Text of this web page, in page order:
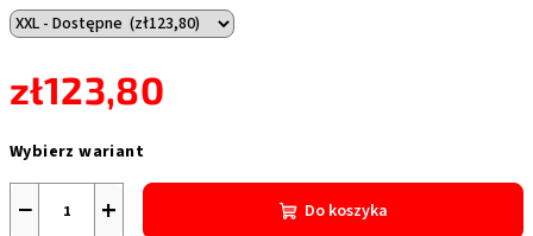
zł123,80
jednostkowa:
Wybierz wariant
+
− Do koszyka